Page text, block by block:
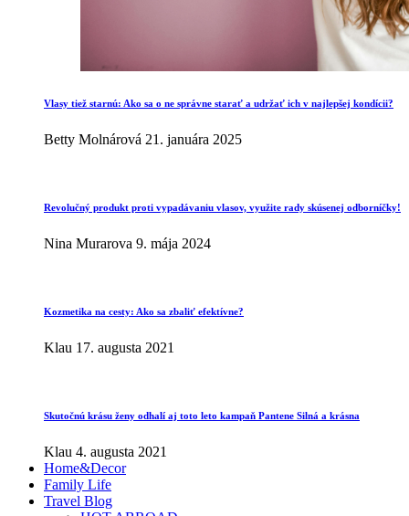
Vlasy tiež starnú: Ako sa o ne správne starať a udržať ich v najlepšej kondícii?
Betty Molnárová 21. januára 2025
Revolučný produkt proti vypadávaniu vlasov, využite rady skúsenej odborníčky!
Nina Murarova 9. mája 2024
Kozmetika na cesty: Ako sa zbaliť efektívne?
Klau 17. augusta 2021
Skutočnú krásu ženy odhalí aj toto leto kampaň Pantene Silná a krásna
Klau 4. augusta 2021
Home&Decor
Family Life
Travel Blog